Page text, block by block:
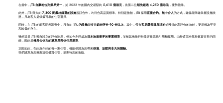
在當中，JTB 自豪地位列業界第一，於 2022 年的國內交易額約 5,610 億港元，比第二位領先超過 4,250 億港元，優勢懸殊。
此外，JTB 與大約 7,300 間嚴格篩選的設施簽訂合作，均符合高品質標準。特別是旅館，JTB 採用直接合約、無中介人的方式，確保能準確掌握設施狀
況，只為客人提供最可靠的住宿選擇。
同時，在 JTB 的顧客問卷調查中，只有約1% 的設施能獲得綜合評分 90 分以上。其中，帶有客房露天溫泉浴池並獲得此高評分的旅館，更是極為罕見
和珍貴的存在。
雖然這是 JTB 獨自設立的評分制度，但如今亦已成為日本旅遊業界的事實標準，並被其他旅行社及評級系統引用和採用。由於這完全基於真實住客的回
饋，因此是極具公信力的滿意度與信任度基準。
正因如此，在此所介紹的每一家住宿，都能保證為您帶來舒適、放鬆與非凡的體驗。
我們誠意為您推薦這些優質住宿，並期待您的蒞臨。